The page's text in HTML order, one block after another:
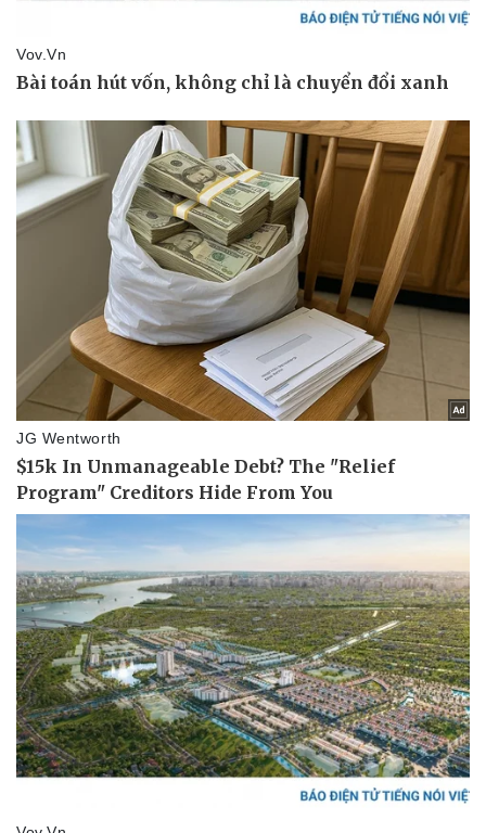
Pháp luật
Vụ án
Tin nóng
Tư vấn luật
Quân sự - Quốc phòng
Vũ khí
Việt Nam
Phân tích